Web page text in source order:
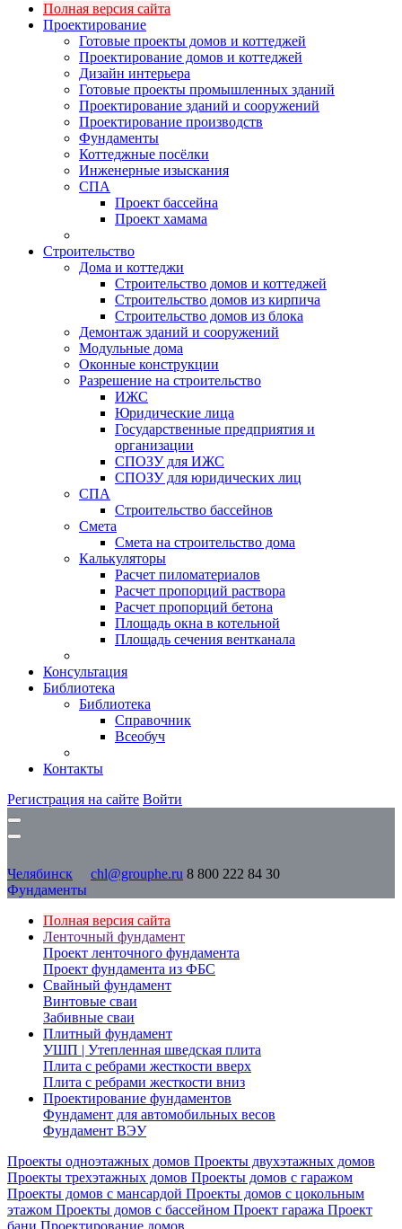
Полная версия сайта
Проектирование
Готовые проекты домов и коттеджей
Проектирование домов и коттеджей
Дизайн интерьера
Готовые проекты промышленных зданий
Проектирование зданий и сооружений
Проектирование производств
Фундаменты
Коттеджные посёлки
Инженерные изыскания
СПА
Проект бассейна
Проект хамама
Строительство
Дома и коттеджи
Строительство домов и коттеджей
Строительство домов из кирпича
Строительство домов из блока
Демонтаж зданий и сооружений
Модульные дома
Оконные конструкции
Разрешение на строительство
ИЖС
Юридические лица
Государственные предприятия и
организации
СПОЗУ для ИЖС
СПОЗУ для юридических лиц
СПА
Строительство бассейнов
Смета
Смета на строительство дома
Калькуляторы
Расчет пиломатериалов
Расчет пропорций раствора
Расчет пропорций бетона
Площадь окна в котельной
Площадь сечения вентканала
Консультация
Библиотека
Библиотека
Справочник
Всеобуч
Контакты
Регистрация на сайте Войти
Челябинск chl@grouphe.ru 8 800 222 84 30
Фундаменты
Полная версия сайта
Ленточный фундамент
Проект ленточного фундамента
Проект фундамента из ФБС
Свайный фундамент
Винтовые сваи
Забивные сваи
Плитный фундамент
УШП | Утепленная шведская плита
Плита с ребрами жесткости вверх
Плита с ребрами жесткости вниз
Проектирование фундаментов
Фундамент для автомобильных весов
Фундамент ВЭУ
Проекты одноэтажных домов Проекты двухэтажных домов
Проекты трехэтажных домов Проекты домов с гаражом
Проекты домов с мансардой Проекты домов с цокольным
этажом Проекты домов с бассейном Проект гаража Проект
бани Проектирование домов